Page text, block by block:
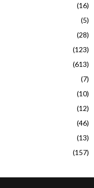
(16)
(5)
(28)
(123)
(613)
(7)
(10)
(12)
(46)
(13)
(157)